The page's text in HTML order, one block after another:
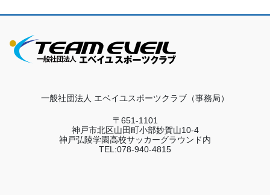
一般社団法人 エベイユスポーツクラブ（事務局）
〒651-1101
神戸市北区山田町小部妙賀山10-4
神戸弘陵学園高校サッカーグラウンド内
TEL:078-940-4815